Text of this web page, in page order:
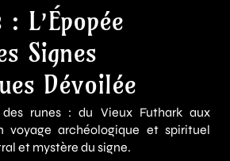
: L’Épopée
Signes
Dévoilée
des runes : du Vieux Futhark aux
voyage archéologique et spirituel
et mystère du signe.